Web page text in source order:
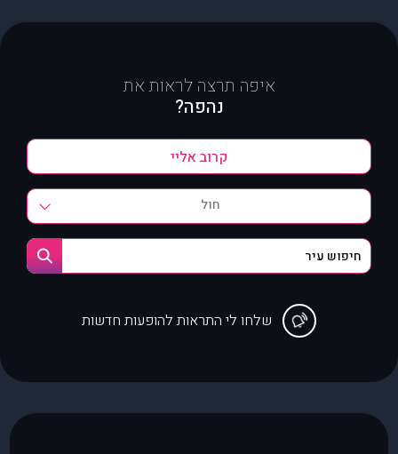
איפה תרצה לראות את
נהפה?
חול
שלחו לי התראות להופעות חדשות